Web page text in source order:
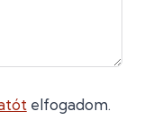
elfogadom.